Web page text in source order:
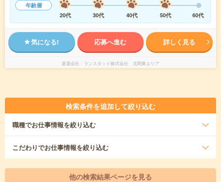
年齢層
20代
30代 40代 50代 60代
気になる! 応募へ進む 詳しく見る
派遣会社 ランスタッド株式会社 北関東エリア
検索条件を追加して絞り込む
職種でお仕事情報を絞り込む
こだわりでお仕事情報を絞り込む
他の検索結果ページを見る